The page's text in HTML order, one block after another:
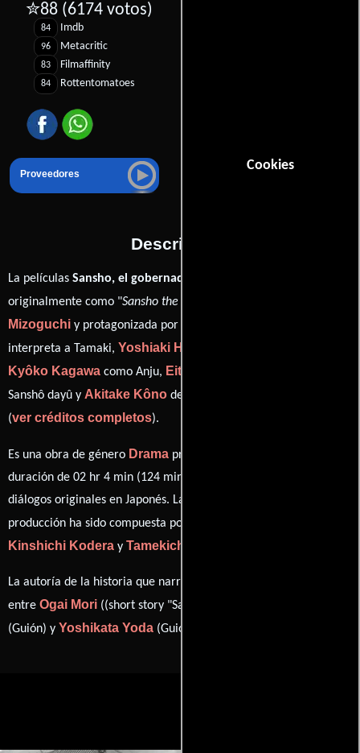
Cookies
✮88 (6174 votos)
84 Imdb
96 Metacritic
83 Filmaffinity
84 Rottentomatoes
Proveedores
Descripción
La películas Sansho, el gobernador
originalmente como "Sansho the Bailiff
Mizoguchi y protagonizada por
interpreta a Tamaki, Yoshiaki Hanayagi
Kyôko Kagawa como Anju, Eitarô Shindô
Sanshô dayû y Akitake Kôno desempeñando el papel de Taro
(ver créditos completos).
Es una obra de género Drama producida en Japón. Con una
duración de 02 hr 4 min (124 minutos), esta película tiene
diálogos originales en Japonés. La banda sonora para esta
producción ha sido compuesta por
Kinshichi Kodera y Tamekichi Mochizuki
La autoría de la historia que narra esta obra está compartida
entre Ogai Mori ((short story "Sanshô dayû")),
(Guión) y Yoshikata Yoda (Guión).